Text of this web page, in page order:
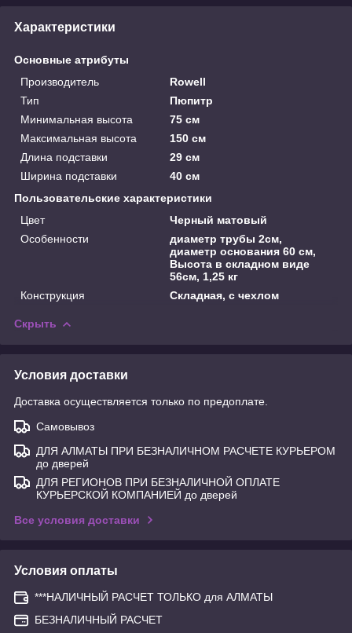
Характеристики
Основные атрибуты
Производитель
Rowell
Тип
Пюпитр
Минимальная высота
75 см
Максимальная высота
150 см
Длина подставки
29 см
Ширина подставки
40 см
Пользовательские характеристики
Цвет
Черный матовый
Особенности
диаметр трубы 2см,
диаметр основания 60 см,
Высота в складном виде
56см, 1,25 кг
Конструкция
Складная, с чехлом
Скрыть
Условия доставки
Доставка осуществляется только по предоплате.
Самовывоз
ДЛЯ АЛМАТЫ ПРИ БЕЗНАЛИЧНОМ РАСЧЕТЕ КУРЬЕРОМ
до дверей
ДЛЯ РЕГИОНОВ ПРИ БЕЗНАЛИЧНОЙ ОПЛАТЕ
КУРЬЕРСКОЙ КОМПАНИЕЙ до дверей
Все условия доставки
Условия оплаты
***НАЛИЧНЫЙ РАСЧЕТ ТОЛЬКО для АЛМАТЫ
БЕЗНАЛИЧНЫЙ РАСЧЕТ